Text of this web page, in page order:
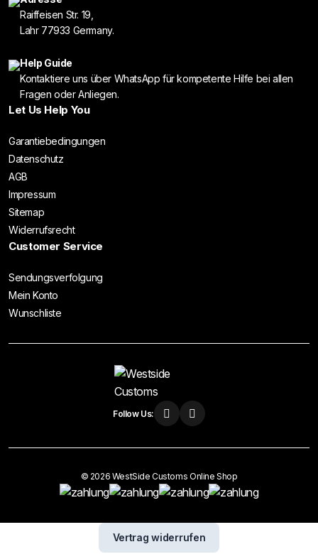
Raiffeisen Str. 19,
Lahr 77933 Germany.
Help Guide
Kontaktiere uns über WhatsApp für kompetente Hilfe bei allen
Fragen oder Anliegen.
Let Us Help You
Garantiebedingungen
Datenschutz
AGB
Impressum
Sitemap
Widerrufsrecht
Customer Service
Sendungsverfolgung
Mein Konto
Wunschliste
Follow Us:
© 2026 WestSide Customs Online Shop
Vertrag widerrufen